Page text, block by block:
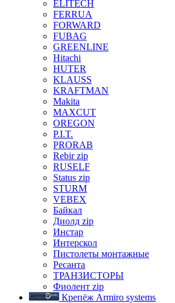
ELITECH
FERRUA
FORWARD
FUBAG
GREENLINE
Hitachi
HUTER
KLAUSS
KRAFTMAN
Makita
MAXCUT
OREGON
P.I.T.
PRORAB
Rebir zip
RUSELF
Status zip
STURM
VEBEX
Байкал
Диолд zip
Инстар
Интерскол
Пистолеты монтажные
Ресанта
ТРАНЗИСТОРЫ
Фиолент zip
Крепёж Armiro systems